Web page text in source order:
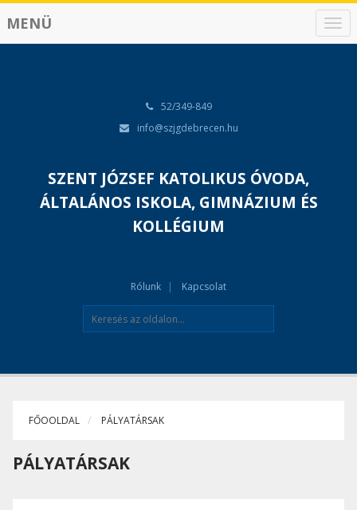
N
a
MENÜ
52/349-849
info@szjgdebrecen.hu
SZENT JÓZSEF KATOLIKUS ÓVODA,
ÁLTALÁNOS ISKOLA, GIMNÁZIUM ÉS
KOLLÉGIUM
Rólunk Kapcsolat
FŐOOLDAL PÁLYATÁRSAK
PÁLYATÁRSAK